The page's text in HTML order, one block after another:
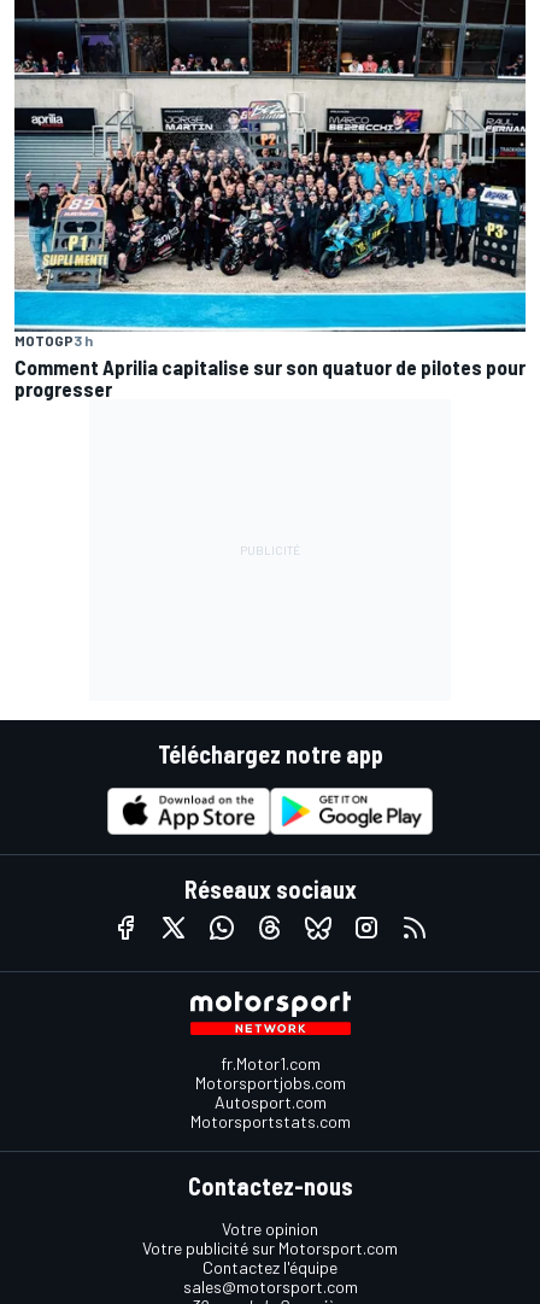
MOTOGP3 h
Comment Aprilia capitalise sur son quatuor de pilotes pour
progresser
Téléchargez notre app
Réseaux sociaux
fr.Motor1.com
Motorsportjobs.com
Autosport.com
Motorsportstats.com
Contactez-nous
Votre opinion
Votre publicité sur Motorsport.com
Contactez l'équipe
sales@motorsport.com